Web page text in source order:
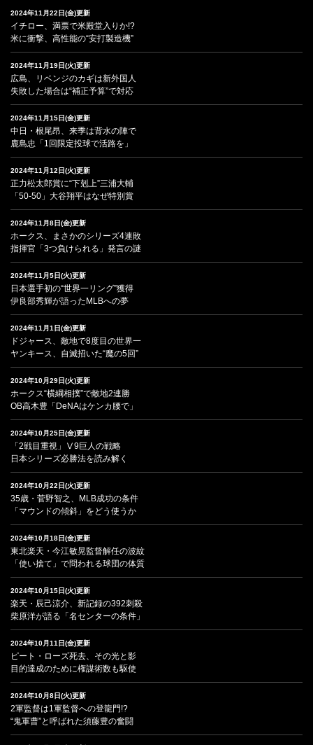
2024年11月22日(金)更新
イチロー、満票で米殿堂入りか!?
米に衝撃、高性能の“安打製造機”
2024年11月19日(火)更新
広島、リベンジのカギは新外国人
失敗した場合は“補正予算”で対応
2024年11月15日(金)更新
中日・根尾昂、来季は背水の陣で
鹿島忠「1回限定投球で活路を」
2024年11月12日(火)更新
正力松太郎賞に“下剋上”三浦大輔
「50-50」大谷翔平はなぜ特別賞
2024年11月8日(金)更新
ホークス、まさかのシリーズ4連敗
指揮官「3つ負けられる」発言の謎
2024年11月5日(火)更新
日本選手初の“世界一リング”獲得
伊良部秀輝が語ったMLBへの夢
2024年11月1日(金)更新
ドジャース、敵地で8度目の世界一
ヤンキース、自滅招いた“魔の5回”
2024年10月29日(火)更新
ホークス“横綱相撲”で敵地2連勝
OB高木豊「DeNAはケンカ腰で」
2024年10月25日(金)更新
「2戦目重視」Ⅴ9巨人の戦略
日本シリーズ必勝法を読み解く
2024年10月22日(火)更新
35歳・菅野智之、MLB成功の条件
「マウンドの傾斜」をどう使うか
2024年10月18日(金)更新
東北楽天・今江敏晃監督解任の波紋
「使い捨て」で問われる球団の体質
2024年10月15日(火)更新
楽天・辰己涼介、新記録の392刺殺
柴原洋が語る「名センターの条件」
2024年10月11日(金)更新
ピート・ローズ死去、その光と影
目的達成のために権謀術数も駆使
2024年10月8日(火)更新
2軍監督は1軍監督への登龍門!?
“鬼軍曹”と呼ばれた須藤豊の奮闘